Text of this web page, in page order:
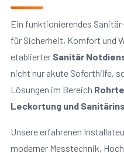
Ein funktionierendes
für Sicherheit, Komfort und
etablierter Sanitär
nicht nur akute Soforthilfe,
Lösungen im Bereich
Leckortung und
Unsere erfahrenen
moderner Messtechnik,